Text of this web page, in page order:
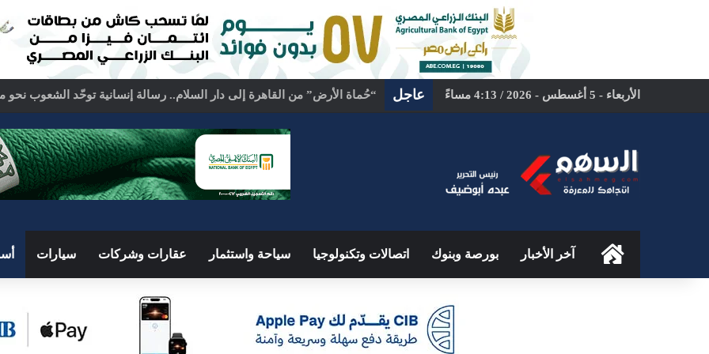
الأربعاء - 5 أغسطس - 2026 / 4:13 مساءً عاجل بمشاركة السعودية.. اجتماع رباعي بالقاهرة لبحث ملفات المنطقة الساخنة
الرئيسيةآخر الأخبار بورصة وبنوك اتصالات وتكنولوجيا سياحة واستثمار عقارات وشركات سيارات